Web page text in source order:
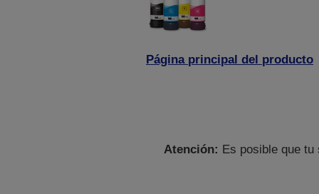
Página principal del producto
Atención: Es posible que